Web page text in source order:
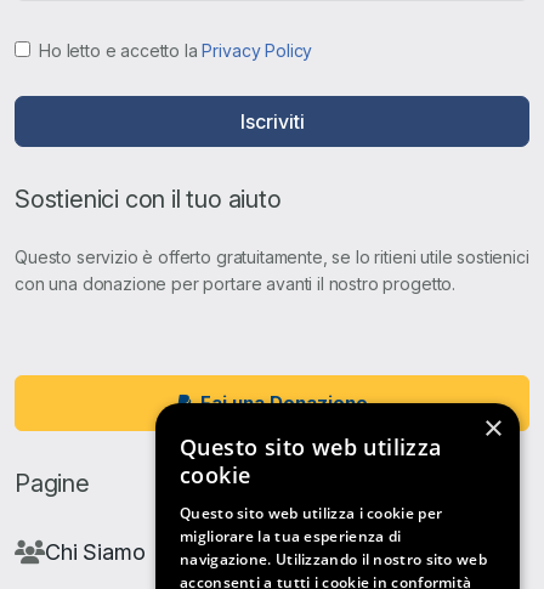
Ho letto e accetto laPrivacy Policy
Iscriviti
Sostienici con il tuo aiuto
Questo servizio è offerto gratuitamente, se lo ritieni utile sostienici
con una donazione per portare avanti il nostro progetto.
Fai una Donazione
Pagine
Chi Siamo
×
Questo sito web utilizza
cookie
Questo sito web utilizza i cookie per
migliorare la tua esperienza di
navigazione. Utilizzando il nostro sito web
acconsenti a tutti i cookie in conformità